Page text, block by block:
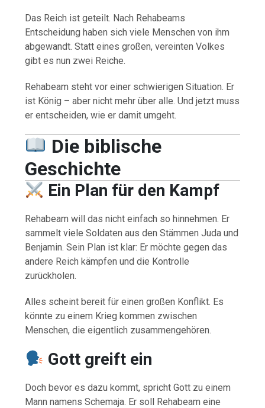
Das Reich ist geteilt. Nach Rehabeams
Entscheidung haben sich viele Menschen von ihm
abgewandt. Statt eines großen, vereinten Volkes
gibt es nun zwei Reiche.
Rehabeam steht vor einer schwierigen Situation. Er
ist König – aber nicht mehr über alle. Und jetzt muss
er entscheiden, wie er damit umgeht.
Die biblische
Geschichte
Ein Plan für den Kampf
Rehabeam will das nicht einfach so hinnehmen. Er
sammelt viele Soldaten aus den Stämmen Juda und
Benjamin. Sein Plan ist klar: Er möchte gegen das
andere Reich kämpfen und die Kontrolle
zurückholen.
Alles scheint bereit für einen großen Konflikt. Es
könnte zu einem Krieg kommen zwischen
Menschen, die eigentlich zusammengehören.
Gott greift ein
Doch bevor es dazu kommt, spricht Gott zu einem
Mann namens Schemaja. Er soll Rehabeam eine